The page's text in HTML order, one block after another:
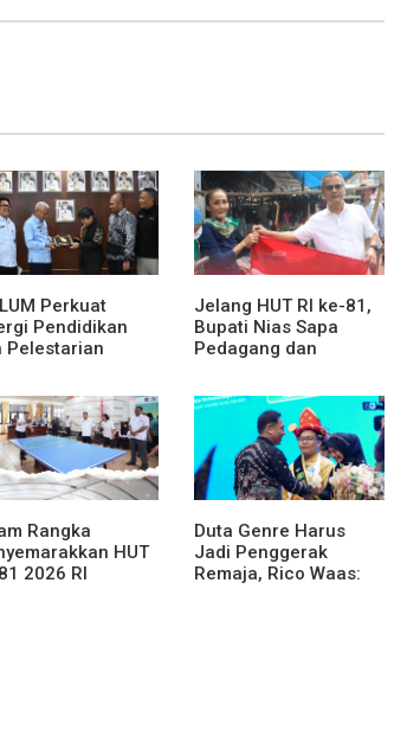
Perkuat
Pendidikan
Pelestarian
Jelang HUT RI ke-81,
Bupati Nias Sapa
Pedagang dan
Merah Putih
Rangka
HUT
2026 RI
Duta Genre Harus
Jadi Penggerak
Remaja, Rico Waas: